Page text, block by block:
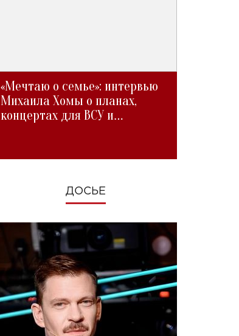
«Мечтаю о семье»: интервью
Михаила Хомы о планах,
концертах для ВСУ и
ДОСЬЕ